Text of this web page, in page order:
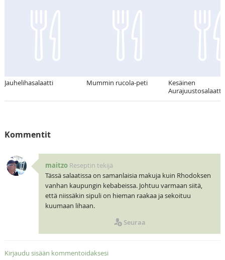
Jauhelihasalaatti Mummin rucola-peti
Kesäinen
Aurajuustosalaatti
Kommentit
maitzo Reseptin tekijä
Tässä salaatissa on samanlaisia makuja kuin Rhodoksen
vanhan kaupungin kebabeissa. Johtuu varmaan siitä,
että niissäkin sipuli on hieman raakaa ja sekoituu
kuumaan lihaan.
Seuraa
Kirjaudu sisään kommentoidaksesi